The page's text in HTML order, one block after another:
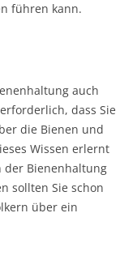
führen kann.
auch
dass Sie
die Bienen und
Wissen erlernt
der Bienenhaltung
sollten Sie schon
über ein